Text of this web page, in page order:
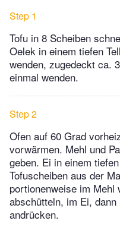
Step 1
Tofu in 8 Scheiben
Oelek in einem tiefen
wenden, zugedeckt ca.
einmal wenden.
Step 2
Ofen auf 60 Grad
vorwärmen. Mehl und
geben. Ei in einem
Tofuscheiben aus der
portionenweise im Mehl
abschütteln, im Ei,
andrücken.